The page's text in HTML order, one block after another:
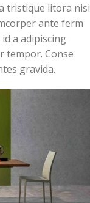
tristique litora nisi
ante ferm
a adipiscing
tempor. Conse
gravida.